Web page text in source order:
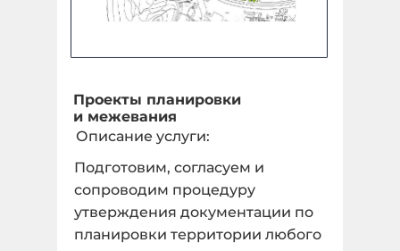
Проекты планировки
и межевания
Описание услуги:
Подготовим, согласуем и
сопроводим процедуру
утверждения документации по
планировки территории любого